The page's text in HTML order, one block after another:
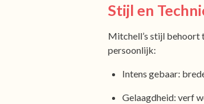
Stijl en
Mitchell’s stijl behoort
persoonlijk:
Intens gebaar:
Gelaagdheid: verf